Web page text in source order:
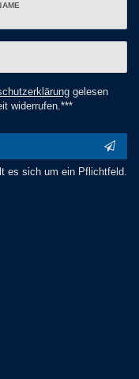
gelesen
widerrufen.***
es sich um ein Pflichtfeld.